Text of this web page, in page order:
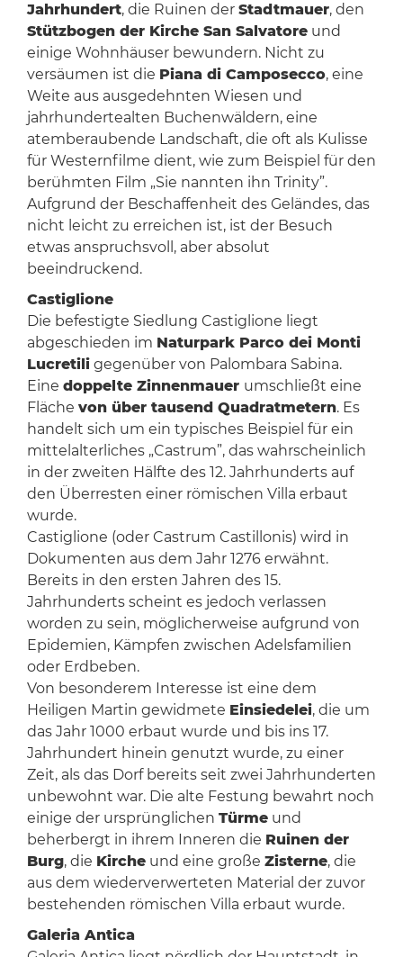
Jahrhundert, die Ruinen der Stadtmauer, den
Stützbogen der Kirche San Salvatoreund
einige Wohnhäuser bewundern. Nicht zu
versäumen ist die Piana di Camposecco, eine
Weite aus ausgedehnten Wiesen und
jahrhundertealten Buchenwäldern, eine
atemberaubende Landschaft, die oft als Kulisse
für Westernfilme dient, wie zum Beispiel für den
berühmten Film „Sie nannten ihn Trinity”.
Aufgrund der Beschaffenheit des Geländes, das
nicht leicht zu erreichen ist, ist der Besuch
etwas anspruchsvoll, aber absolut
beeindruckend.
Castiglione
Die befestigte Siedlung Castiglione liegt
abgeschieden im Naturpark Parco dei Monti
Lucretiligegenüber von Palombara Sabina.
Eine doppelte Zinnenmauer umschließt eine
Fläche von über tausend Quadratmetern. Es
handelt sich um ein typisches Beispiel für ein
mittelalterliches „Castrum”, das wahrscheinlich
in der zweiten Hälfte des 12. Jahrhunderts auf
den Überresten einer römischen Villa erbaut
wurde.
Castiglione (oder Castrum Castillonis) wird in
Dokumenten aus dem Jahr 1276 erwähnt.
Bereits in den ersten Jahren des 15.
Jahrhunderts scheint es jedoch verlassen
worden zu sein, möglicherweise aufgrund von
Epidemien, Kämpfen zwischen Adelsfamilien
oder Erdbeben.
Von besonderem Interesse ist eine dem
Heiligen Martin gewidmete Einsiedelei, die um
das Jahr 1000 erbaut wurde und bis ins 17.
Jahrhundert hinein genutzt wurde, zu einer
Zeit, als das Dorf bereits seit zwei Jahrhunderten
unbewohnt war. Die alte Festung bewahrt noch
einige der ursprünglichen Türmeund
beherbergt in ihrem Inneren die Ruinen der
Burg, die Kircheund eine große Zisterne, die
aus dem wiederverwerteten Material der zuvor
bestehenden römischen Villa erbaut wurde.
Galeria Antica